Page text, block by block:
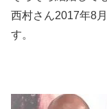
西村さん2017年8
す。